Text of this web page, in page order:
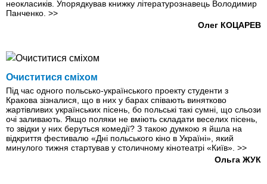
неокласиків. Упорядкував книжку літературознавець Володимир
Панченко. >>
Олег КОЦАРЕВ
Очиститися сміхом
Під час одного польсько-українського проекту студенти з
Кракова зізналися, що в них у барах співають винятково
жартівливих українських пісень, бо польські такі сумні, що сльози
очі заливають. Якщо поляки не вміють складати веселих пісень,
то звідки у них беруться комедії? З такою думкою я йшла на
відкриття фестивалю «Дні польського кіно в Україні», який
минулого тижня стартував у столичному кінотеатрі «Київ». >>
Ольга ЖУК